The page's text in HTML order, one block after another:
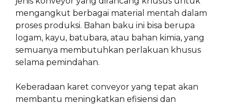
mengangkut berbagai material mentah dalam
proses produksi. Bahan baku ini bisa berupa
logam, kayu, batubara, atau bahan kimia, yang
semuanya membutuhkan perlakuan khusus
selama pemindahan.
Keberadaan karet conveyor yang tepat akan
membantu meningkatkan efisiensi dan